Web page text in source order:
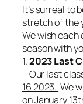
It’s surreal to
stretch of the
We wish each
season with
1.2023 Last
Our last
16 2023. We
onJanuary